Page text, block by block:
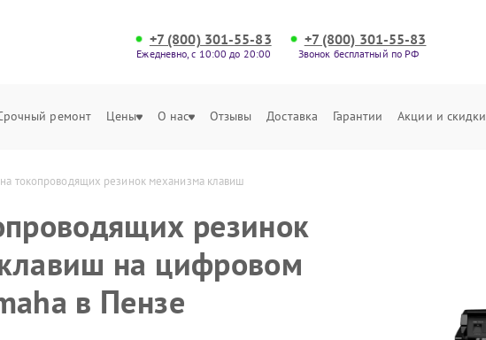
+7 (800) 301-55-83
Ежедневно, с 10:00 до 20:00
+7 (800) 301-55-83
Звонок бесплатный по РФ
ремонт Цены О нас Отзывы Доставка Гарантии Акции и скидки
токопроводящих резинок механизма клавиш
резинок
на цифровом
в Пензе